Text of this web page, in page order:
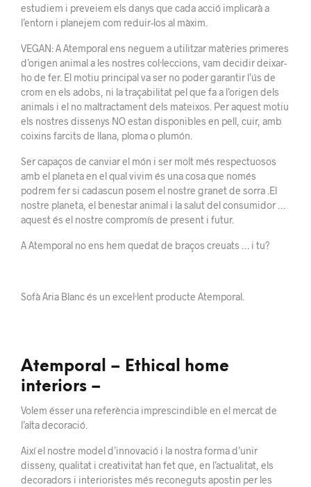
estudiem i preveiem els danys que cada acció implicarà a
l’entorn i planejem com reduir-los al màxim.
VEGAN: A Atemporal ens neguem a utilitzar matèries primeres
d’origen animal a les nostres col·leccions, vam decidir deixar-
ho de fer. El motiu principal va ser no poder garantir l’ús de
crom en els adobs, ni la traçabilitat pel que fa a l’origen dels
animals i el no maltractament dels mateixos. Per aquest motiu
els nostres dissenys NO estan disponibles en pell, cuir, amb
coixins farcits de llana, ploma o plumón.
Ser capaços de canviar el món i ser molt més respectuosos
amb el planeta en el qual vivim és una cosa que només
podrem fer si cadascun posem el nostre granet de sorra .El
nostre planeta, el benestar animal i la salut del consumidor …
aquest és el nostre compromís de present i futur.
A Atemporal no ens hem quedat de braços creuats … i tu?
Sofà Aria Blanc és un excel·lent producte Atemporal.
Atemporal – Ethical home
interiors –
Volem ésser una referència imprescindible en el mercat de
l’alta decoració.
Així el nostre model d’innovació i la nostra forma d’unir
disseny, qualitat i creativitat han fet que, en l’actualitat, els
decoradors i interioristes més reconeguts apostin per les